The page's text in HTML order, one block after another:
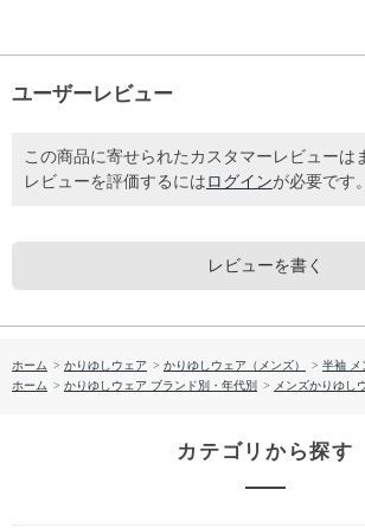
ユーザーレビュー
この商品に寄せられたカスタマーレビューは
レビューを評価するには ログインが必要です。
レビューを書く
ホーム > かりゆしウェア > かりゆしウェア（メンズ） > 半袖 メ
ホーム > かりゆしウェア ブランド別・年代別 > メンズかりゆし
カテゴリから探す